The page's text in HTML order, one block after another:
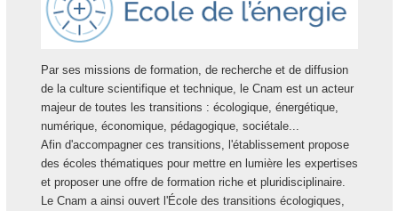
Par ses missions de formation, de recherche et de diffusion
de la culture scientifique et technique, le Cnam est un acteur
majeur de toutes les transitions : écologique, énergétique,
numérique, économique, pédagogique, sociétale...
Afin d'accompagner ces transitions, l'établissement propose
des écoles thématiques pour mettre en lumière les expertises
et proposer une offre de formation riche et pluridisciplinaire.
Le Cnam a ainsi ouvert l'École des transitions écologiques,